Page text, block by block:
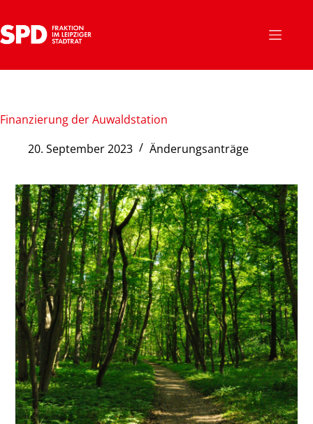
Inhalt
springen
Finanzierung der Auwaldstation
20. September 2023
Änderungsanträge